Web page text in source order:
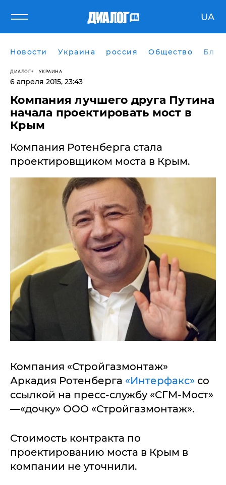
UA
Новости Украина россия Общество
ДИАЛОГ УКРАИНА
6 апреля 2015, 23:43
Компания лучшего друга Путина
начала проектировать мост в
Крым
Компания Ротенберга стала
проектировщиком моста в Крым.
Компания «Стройгазмонтаж»
Аркадия Ротенберга «Интерфакс» со
ссылкой на пресс-службу «СГМ-Мост»
—«дочку» ООО «Стройгазмонтаж».
Стоимость контракта по
проектированию моста в Крым в
компании не уточнили.